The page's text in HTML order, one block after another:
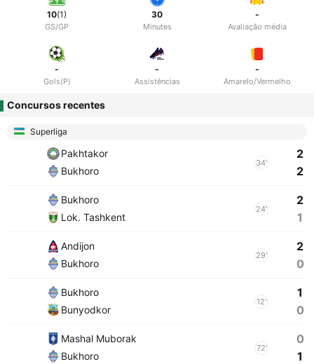
10(1)
GS/GP
30
Minutes
-
Avaliação média
-
Gols(P)
-
Assistências
-
Amarelo/Vermelho
Concursos recentes
Superliga
Pakhtakor
Bukhoro
34'
2
2
Bukhoro
Lok. Tashkent
24'
2
1
Andijon
Bukhoro
29'
2
0
Bukhoro
Bunyodkor
12'
1
0
Mashal Muborak
Bukhoro
72'
0
1